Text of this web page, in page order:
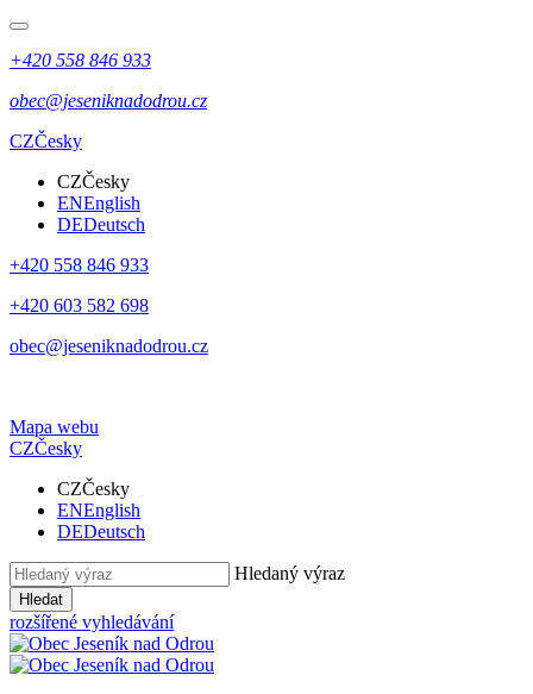
+420 558 846 933
obec@jeseniknadodrou.cz
CZČesky
CZČesky
ENEnglish
DEDeutsch
+420 558 846 933
+420 603 582 698
obec@jeseniknadodrou.cz
Mapa webu
CZČesky
CZČesky
ENEnglish
DEDeutsch
Hledaný výraz
Hledat
rozšířené vyhledávání